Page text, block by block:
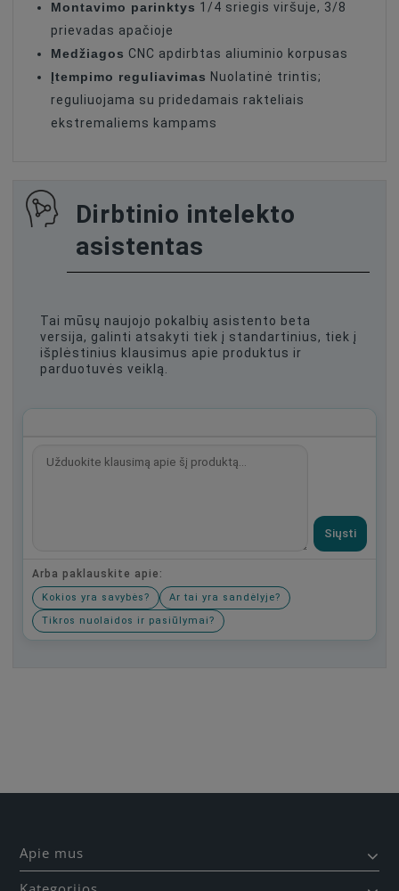
Montavimo parinktys 1/4 sriegis viršuje, 3/8
prievadas apačioje
Medžiagos CNC apdirbtas aliuminio korpusas
Įtempimo reguliavimas Nuolatinė trintis;
reguliuojama su pridedamais rakteliais
ekstremaliems kampams
Dirbtinio intelekto
asistentas
Tai mūsų naujojo pokalbių asistento beta
versija, galinti atsakyti tiek į standartinius, tiek į
išplėstinius klausimus apie produktus ir
parduotuvės veiklą.
Siųsti
Arba paklauskite apie:
Kokios yra savybės?
Ar tai yra sandėlyje?
Tikros nuolaidos ir pasiūlymai?
Apie mus